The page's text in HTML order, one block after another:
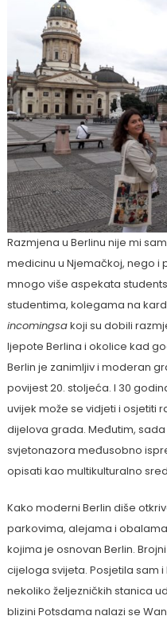
Razmjena u Berlinu nije mi
medicinu u Njemačkoj, nego i
mnogo više aspekata
studentima, kolegama na
incomingsakoji su dobili
ljepote Berlina i okolice kad
Berlin je zanimljiv i moderan
povijest 20. stoljeća. I 30
uvijek može se vidjeti i osjetiti
dijelova grada. Međutim, sada
svjetonazora međusobno
opisati kao multikulturalno
Kako moderni Berlin diše
parkovima, alejama i
kojima je osnovan Berlin.
cijeloga svijeta. Posjetila sam
nekoliko željezničkih stanica
blizini Potsdama nalazi se